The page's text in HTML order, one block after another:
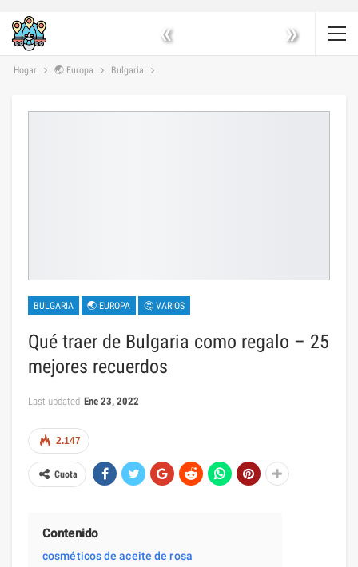
« »
Hogar 🌏 Europa Bulgaria
BULGARIA 🌏 EUROPA 🤔 VARIOS
Qué traer de Bulgaria como regalo – 25
mejores recuerdos
Last updated Ene 23, 2022
2.147
Cuota
Contenido
cosméticos de aceite de rosa